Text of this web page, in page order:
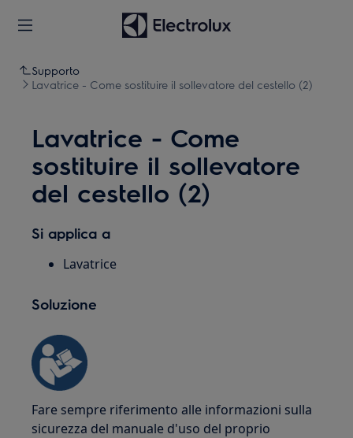
Supporto
Lavatrice - Come sostituire il sollevatore del cestello (2)
Lavatrice - Come
sostituire il sollevatore
del cestello (2)
Si applica a
Lavatrice
Soluzione
Fare sempre riferimento alle informazioni sulla
sicurezza del manuale d'uso del proprio